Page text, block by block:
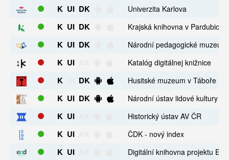
K UI DK Univerzita Karlova
K UI DK Krajská knihovna v Pardubicích
K UI DK Národní pedagogické
K UI Katalóg digitálnej knižnice
K DK Husitské muzeum v Táboře
K UI DK Národní ústav lidové kultury
K UI Historický ústav AV ČR
K UI ČDK - nový index
K UI Digitální knihovna projektu